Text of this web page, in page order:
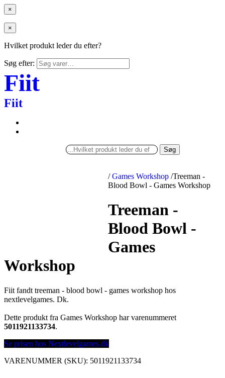
×
×
Hvilket produkt leder du efter?
Søg efter:
Fiit
Fiit
Søg
/ Games Workshop /Treeman -
Blood Bowl - Games Workshop
Treeman -
Blood Bowl -
Games
Workshop
Fiit fandt treeman - blood bowl - games workshop hos
nextlevelgames. Dk.
Dette produkt fra Games Workshop har varenummeret
5011921133734.
Se prisen hos Nextlevelgames.dk
VARENUMMER (SKU): 5011921133734